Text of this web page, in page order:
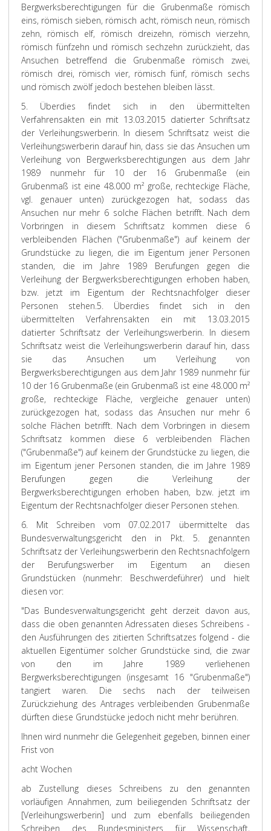
Bergwerksberechtigungen für die Grubenmaße römisch
eins, römisch sieben, römisch acht, römisch neun, römisch
zehn, römisch elf, römisch dreizehn, römisch vierzehn,
römisch fünfzehn und römisch sechzehn zurückzieht, das
Ansuchen betreffend die Grubenmaße römisch zwei,
römisch drei, römisch vier, römisch fünf, römisch sechs
und römisch zwölf jedoch bestehen bleiben lässt.
5. Überdies findet sich in den übermittelten
Verfahrensakten ein mit 13.03.2015 datierter Schriftsatz
der Verleihungswerberin. In diesem Schriftsatz weist die
Verleihungswerberin darauf hin, dass sie das Ansuchen um
Verleihung von Bergwerksberechtigungen aus dem Jahr
1989 nunmehr für 10 der 16 Grubenmaße (ein
Grubenmaß ist eine 48.000 m² große, rechteckige Fläche,
vgl. genauer unten) zurückgezogen hat, sodass das
Ansuchen nur mehr 6 solche Flächen betrifft. Nach dem
Vorbringen in diesem Schriftsatz kommen diese 6
verbleibenden Flächen ("Grubenmaße") auf keinem der
Grundstücke zu liegen, die im Eigentum jener Personen
standen, die im Jahre 1989 Berufungen gegen die
Verleihung der Bergwerksberechtigungen erhoben haben,
bzw. jetzt im Eigentum der Rechtsnachfolger dieser
Personen stehen.5. Überdies findet sich in den
übermittelten Verfahrensakten ein mit 13.03.2015
datierter Schriftsatz der Verleihungswerberin. In diesem
Schriftsatz weist die Verleihungswerberin darauf hin, dass
sie das Ansuchen um Verleihung von
Bergwerksberechtigungen aus dem Jahr 1989 nunmehr für
10 der 16 Grubenmaße (ein Grubenmaß ist eine 48.000 m²
große, rechteckige Fläche, vergleiche genauer unten)
zurückgezogen hat, sodass das Ansuchen nur mehr 6
solche Flächen betrifft. Nach dem Vorbringen in diesem
Schriftsatz kommen diese 6 verbleibenden Flächen
("Grubenmaße") auf keinem der Grundstücke zu liegen, die
im Eigentum jener Personen standen, die im Jahre 1989
Berufungen gegen die Verleihung der
Bergwerksberechtigungen erhoben haben, bzw. jetzt im
Eigentum der Rechtsnachfolger dieser Personen stehen.
6. Mit Schreiben vom 07.02.2017 übermittelte das
Bundesverwaltungsgericht den in Pkt. 5. genannten
Schriftsatz der Verleihungswerberin den Rechtsnachfolgern
der Berufungswerber im Eigentum an diesen
Grundstücken (nunmehr: Beschwerdeführer) und hielt
diesen vor:
"Das Bundesverwaltungsgericht geht derzeit davon aus,
dass die oben genannten Adressaten dieses Schreibens -
den Ausführungen des zitierten Schriftsatzes folgend - die
aktuellen Eigentümer solcher Grundstücke sind, die zwar
von den im Jahre 1989 verliehenen
Bergwerksberechtigungen (insgesamt 16 "Grubenmaße")
tangiert waren. Die sechs nach der teilweisen
Zurückziehung des Antrages verbleibenden Grubenmaße
dürften diese Grundstücke jedoch nicht mehr berühren.
Ihnen wird nunmehr die Gelegenheit gegeben, binnen einer
Frist von
acht Wochen
ab Zustellung dieses Schreibens zu den genannten
vorläufigen Annahmen, zum beiliegenden Schriftsatz der
[Verleihungswerberin] und zum ebenfalls beiliegenden
Schreiben des Bundesministers für Wissenschaft,